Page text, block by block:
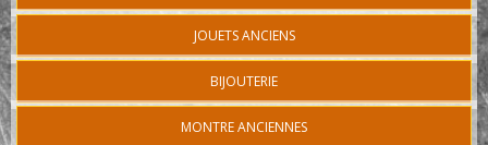
JOUETS ANCIENS
BIJOUTERIE
MONTRE ANCIENNES